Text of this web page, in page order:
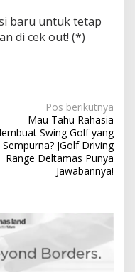
baru untuk tetap
di cek out! (*)
Pos berikutnya
Mau Tahu Rahasia
Swing Golf yang
Sempurna? JGolf Driving
Range Deltamas Punya
Jawabannya!